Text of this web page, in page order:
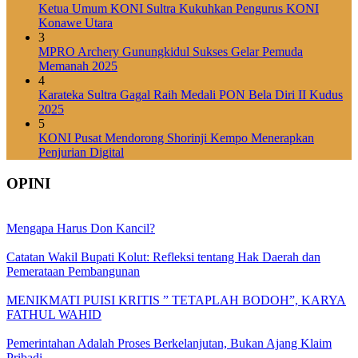
Ketua Umum KONI Sultra Kukuhkan Pengurus KONI
Konawe Utara
3
MPRO Archery Gunungkidul Sukses Gelar Pemuda
Memanah 2025
4
Karateka Sultra Gagal Raih Medali PON Bela Diri II Kudus
2025
5
KONI Pusat Mendorong Shorinji Kempo Menerapkan
Penjurian Digital
OPINI
Mengapa Harus Don Kancil?
Catatan Wakil Bupati Kolut: Refleksi tentang Hak Daerah dan
Pemerataan Pembangunan
MENIKMATI PUISI KRITIS ” TETAPLAH BODOH”, KARYA
FATHUL WAHID
Pemerintahan Adalah Proses Berkelanjutan, Bukan Ajang Klaim